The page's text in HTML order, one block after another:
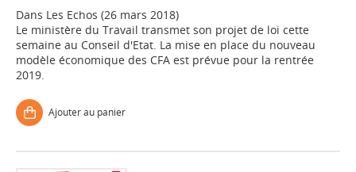
Dans Les Echos (26 mars 2018)
Le ministère du Travail transmet son projet de loi cette
semaine au Conseil d'Etat. La mise en place du nouveau
modèle économique des CFA est prévue pour la rentrée
2019.
Ajouter au panier